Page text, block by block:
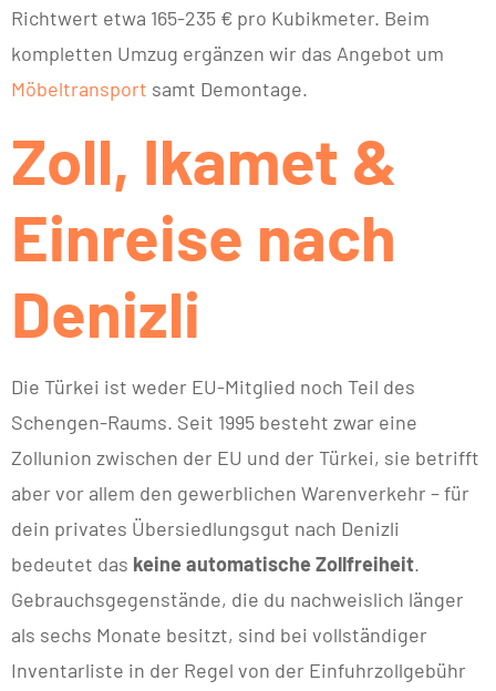
Richtwert etwa 165-235 € pro Kubikmeter. Beim
kompletten Umzug ergänzen wir das Angebot um
Möbeltransport samt Demontage.
Zoll, Ikamet &
Einreise nach
Denizli
Die Türkei ist weder EU-Mitglied noch Teil des
Schengen-Raums. Seit 1995 besteht zwar eine
Zollunion zwischen der EU und der Türkei, sie betrifft
aber vor allem den gewerblichen Warenverkehr – für
dein privates Übersiedlungsgut nach Denizli
bedeutet das keine automatische Zollfreiheit.
Gebrauchsgegenstände, die du nachweislich länger
als sechs Monate besitzt, sind bei vollständiger
Inventarliste in der Regel von der Einfuhrzollgebühr